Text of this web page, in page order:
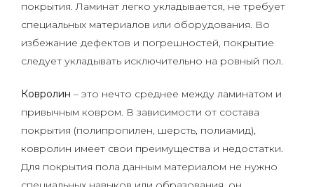
покрытия. Ламинат легко укладывается, не требует
специальных материалов или оборудования. Во
избежание дефектов и погрешностей, покрытие
следует укладывать исключительно на ровный пол.
Ковролин – это нечто среднее между ламинатом и
привычным ковром. В зависимости от состава
покрытия (полипропилен, шерсть, полиамид),
ковролин имеет свои преимущества и недостатки.
Для покрытия пола данным материалом не нужно